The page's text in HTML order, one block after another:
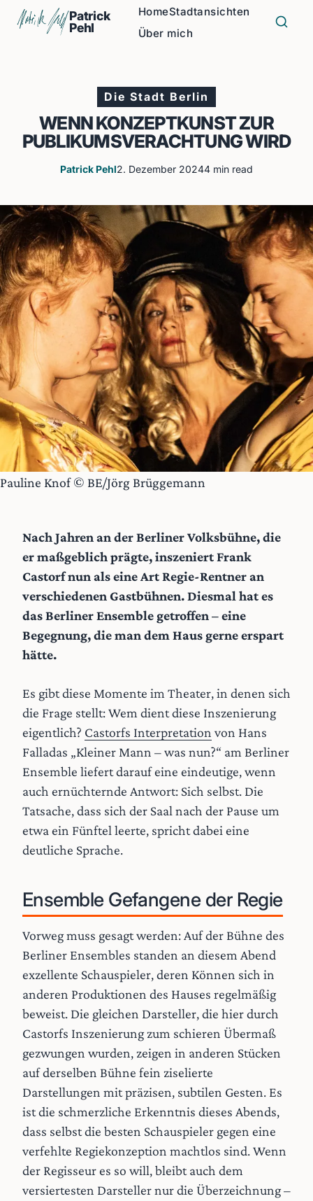
Patrick
Pehl
HomeStadtansichten
Über mich
Die Stadt Berlin
WENN KONZEPTKUNST ZUR
PUBLIKUMSVERACHTUNG WIRD
Patrick Pehl2. Dezember 20244 min read
Pauline Knof © BE/Jörg Brüggemann
Nach Jahren an der Berliner Volksbühne, die
er maßgeblich prägte, inszeniert Frank
Castorf nun als eine Art Regie-Rentner an
verschiedenen Gastbühnen. Diesmal hat es
das Berliner Ensemble getroffen – eine
Begegnung, die man dem Haus gerne erspart
hätte.
Es gibt diese Momente im Theater, in denen sich
die Frage stellt: Wem dient diese Inszenierung
eigentlich? Castorfs Interpretation von Hans
Falladas „Kleiner Mann – was nun?“ am Berliner
Ensemble liefert darauf eine eindeutige, wenn
auch ernüchternde Antwort: Sich selbst. Die
Tatsache, dass sich der Saal nach der Pause um
etwa ein Fünftel leerte, spricht dabei eine
deutliche Sprache.
Ensemble Gefangene der Regie
Vorweg muss gesagt werden: Auf der Bühne des
Berliner Ensembles standen an diesem Abend
exzellente Schauspieler, deren Können sich in
anderen Produktionen des Hauses regelmäßig
beweist. Die gleichen Darsteller, die hier durch
Castorfs Inszenierung zum schieren Übermaß
gezwungen wurden, zeigen in anderen Stücken
auf derselben Bühne fein ziselierte
Darstellungen mit präzisen, subtilen Gesten. Es
ist die schmerzliche Erkenntnis dieses Abends,
dass selbst die besten Schauspieler gegen eine
verfehlte Regiekonzeption machtlos sind. Wenn
der Regisseur es so will, bleibt auch dem
versiertesten Darsteller nur die Überzeichnung –